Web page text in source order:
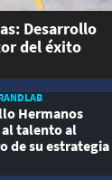
Desarrollo
del éxito
Hermanos
talento al
de su estrategia